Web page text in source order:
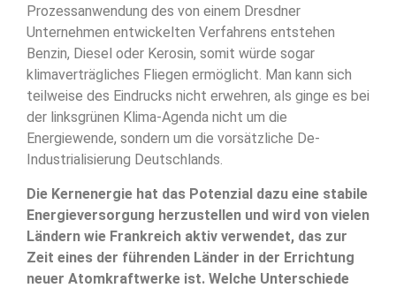
Prozessanwendung des von einem Dresdner
Unternehmen entwickelten Verfahrens entstehen
Benzin, Diesel oder Kerosin, somit würde sogar
klimaverträgliches Fliegen ermöglicht. Man kann sich
teilweise des Eindrucks nicht erwehren, als ginge es bei
der linksgrünen Klima-Agenda nicht um die
Energiewende, sondern um die vorsätzliche De-
Industrialisierung Deutschlands.
Die Kernenergie hat das Potenzial dazu eine stabile
Energieversorgung herzustellen und wird von vielen
Ländern wie Frankreich aktiv verwendet, das zur
Zeit eines der führenden Länder in der Errichtung
neuer Atomkraftwerke ist. Welche Unterschiede